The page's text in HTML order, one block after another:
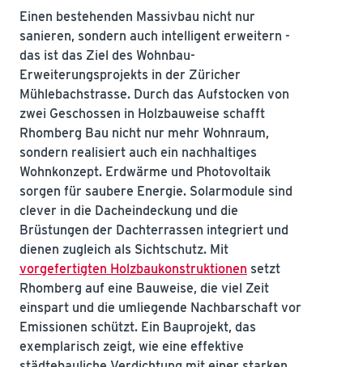
Einen bestehenden Massivbau nicht nur
sanieren, sondern auch intelligent erweitern -
das ist das Ziel des Wohnbau-
Erweiterungsprojekts in der Züricher
Mühlebachstrasse. Durch das Aufstocken von
zwei Geschossen in Holzbauweise schafft
Rhomberg Bau nicht nur mehr Wohnraum,
sondern realisiert auch ein nachhaltiges
Wohnkonzept. Erdwärme und Photovoltaik
sorgen für saubere Energie. Solarmodule sind
clever in die Dacheindeckung und die
Brüstungen der Dachterrassen integriert und
dienen zugleich als Sichtschutz. Mit
vorgefertigten Holzbaukonstruktionen setzt
Rhomberg auf eine Bauweise, die viel Zeit
einspart und die umliegende Nachbarschaft vor
Emissionen schützt. Ein Bauprojekt, das
exemplarisch zeigt, wie eine effektive